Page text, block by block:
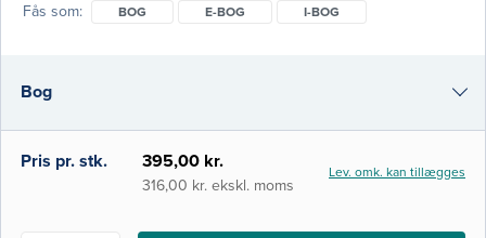
Fås som BOG E-BOG I-BOG
Bog
e-bog
Pris pr. stk. 395,00 kr.
316,00 kr. ekskl. moms
Lev. omk. kan tillægges